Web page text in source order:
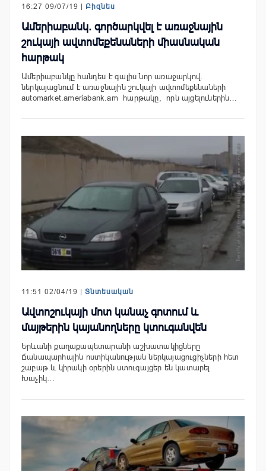
16:27 09/07/19 | Բիզնես
Ամերիաբանկ. գործարկվել է առաջնային
շուկայի ավտոմեքենաների միասնական
հարթակ
Ամերիաբանկը հանդես է գալիս նոր առաջարկով.
ներկայացնում է առաջնային շուկայի ավտոմեքենաների
automarket.ameriabank.am հարթակը, որն այցելուներին…
11:51 02/04/19 | Տնտեսական
Ավտոշուկայի մոտ կանաչ գոտում և
մայթերին կայանողները կտուգանվեն
Երևանի քաղաքապետարանի աշխատակիցները
Ճանապարհային ոստիկանության ներկայացուցիչների հետ
շաբաթ և կիրակի օրերին ստուգայցեր են կատարել
Խաչիկ…